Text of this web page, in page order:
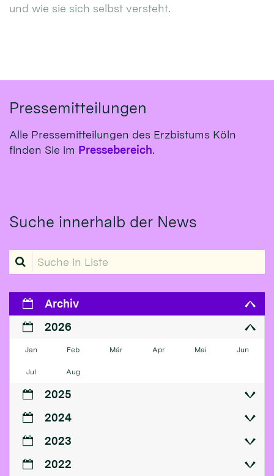
und wie sie sich selbst versteht.
Pressemitteilungen
Alle Pressemitteilungen des Erzbistums Köln
finden Sie im Pressebereich.
Suche innerhalb der News
Suche in Liste
Archiv
2026
Jan Feb Mär Apr Mai Jun
Jul Aug
2025
2024
2023
2022